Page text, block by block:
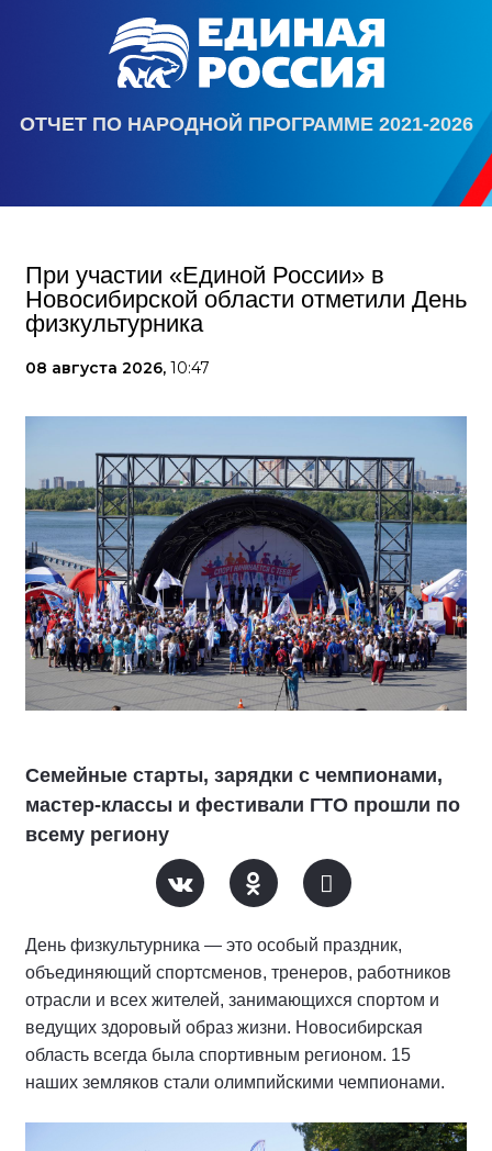
ОТЧЕТ ПО НАРОДНОЙ ПРОГРАММЕ 2021-2026
При участии «Единой России» в
Новосибирской области отметили День
физкультурника
08 августа 2026, 10:47
Семейные старты, зарядки с чемпионами,
мастер-классы и фестивали ГТО прошли по
всему региону
День физкультурника — это особый праздник,
объединяющий спортсменов, тренеров, работников
отрасли и всех жителей, занимающихся спортом и
ведущих здоровый образ жизни. Новосибирская
область всегда была спортивным регионом. 15
наших земляков стали олимпийскими чемпионами.